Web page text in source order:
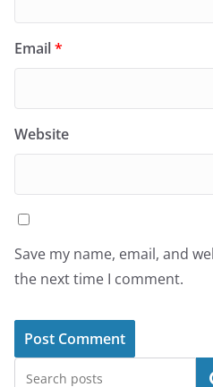
Email*
Website
Save my name, email, and
the next time I comment.